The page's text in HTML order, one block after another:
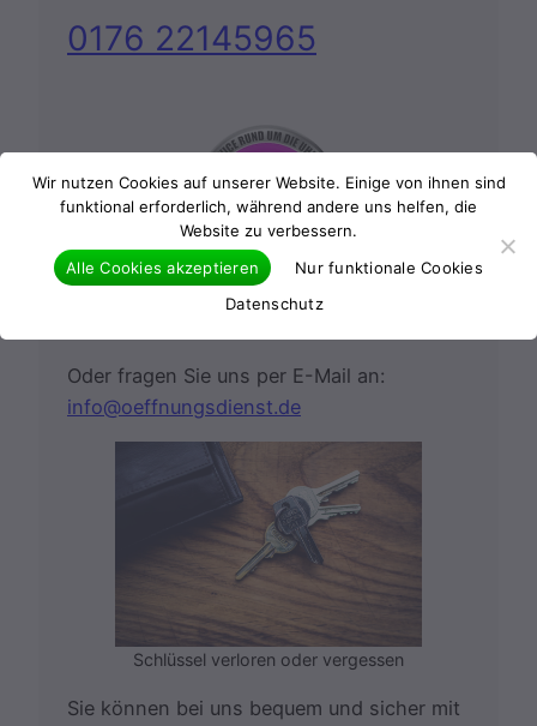
0176 22145965
24 Stunden Notdienst
Oder fragen Sie uns per E-Mail an:
info@oeffnungsdienst.de
Schlüssel verloren oder vergessen
Sie können bei uns bequem und sicher mit
Wir nutzen Cookies auf unserer Website. Einige von ihnen sind
funktional erforderlich, während andere uns helfen, die
Website zu verbessern.
Alle Cookies akzeptieren
Nur funktionale Cookies
Datenschutz